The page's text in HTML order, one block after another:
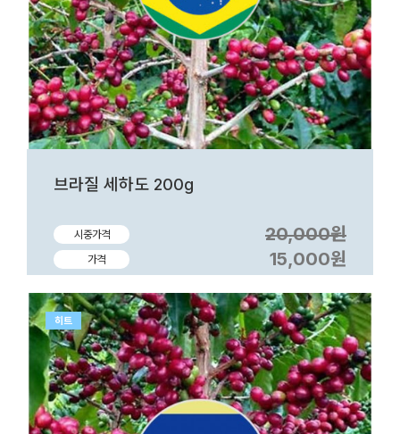
브라질 세하도 200g
시중가격 20,000원
가격 15,000원
히트